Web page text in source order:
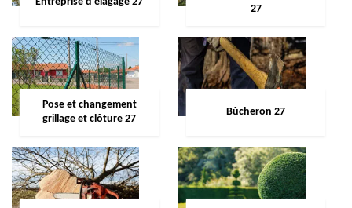
27
Pose et changement
grillage et clôture 27
Bûcheron 27